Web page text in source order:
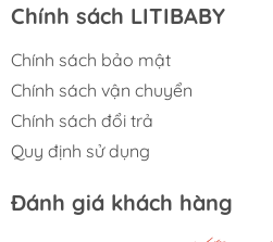
Chính sách LITIBABY
Chính sách bảo mật
Chính sách vận chuyển
Chính sách đổi trả
Quy định sử dụng
Đánh giá khách hàng